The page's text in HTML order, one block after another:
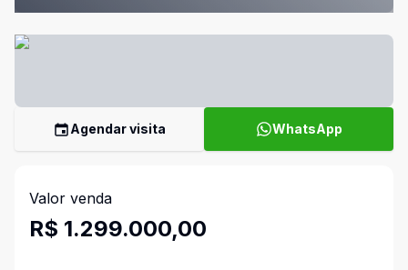
Agendar visita WhatsApp
Valor venda
R$ 1.299.000,00